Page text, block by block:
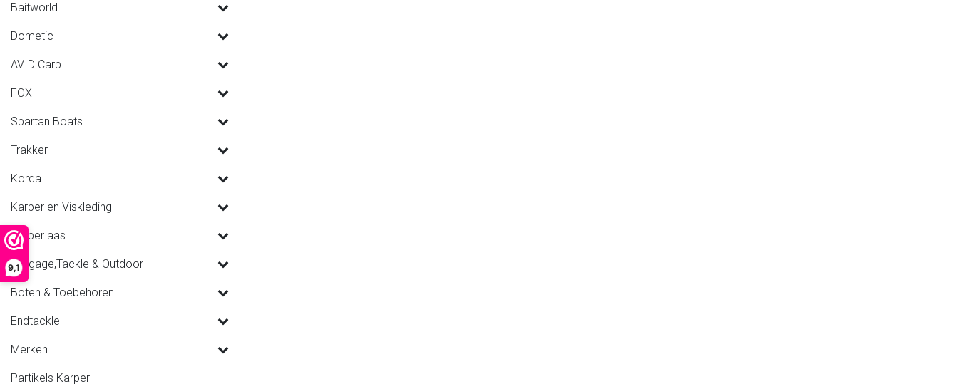
9,1
Baitworld
Dometic
AVID Carp
FOX
Spartan Boats
Trakker
Korda
Karper en Viskleding
Karper aas
Luggage,Tackle & Outdoor
Boten & Toebehoren
Endtackle
Merken
Partikels Karper